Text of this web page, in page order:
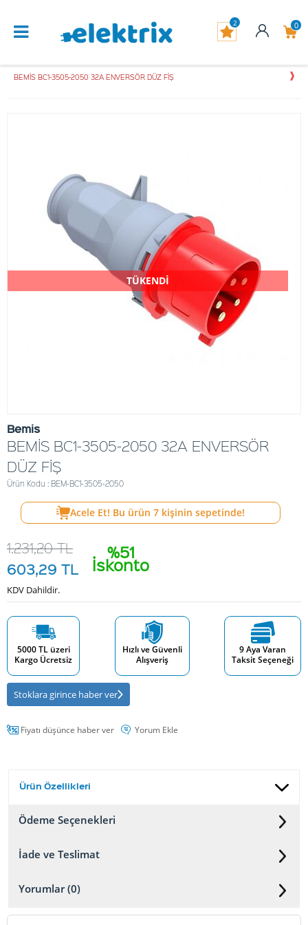
0
2
BEMİS BC1-3505-2050 32A ENVERSÖR DÜZ FİŞ
TÜKENDİ
Bemis
BEMİS BC1-3505-2050 32A ENVERSÖR
DÜZ FİŞ
Ürün Kodu : BEM-BC1-3505-2050
Acele Et! Bu ürün 7 kişinin sepetinde!
%51
İskonto
1.231,20TL
603,29 TL
KDV Dahildir.
5000 TL üzeri
Kargo Ücretsiz
Hızlı ve Güvenli
Alışveriş
9 Aya Varan
Taksit Seçeneği
Stoklara girince haber ver
Fiyatı düşünce haber ver Yorum Ekle
Ürün Özellikleri
Ödeme Seçenekleri
İade ve Teslimat
Yorumlar (0)